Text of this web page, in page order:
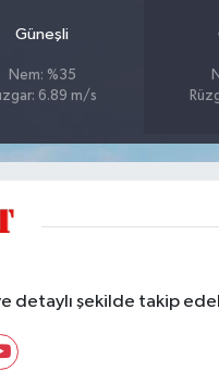
Güneşli
Nem: %35
6.89 m/s
detaylı şekilde takip